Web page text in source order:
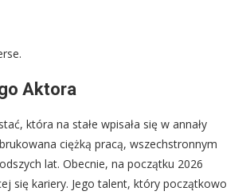
Aktora
która na stałe wpisała się w annały
ciężką pracą, wszechstronnym
lat. Obecnie, na początku 2026
się kariery. Jego talent, który początkowo